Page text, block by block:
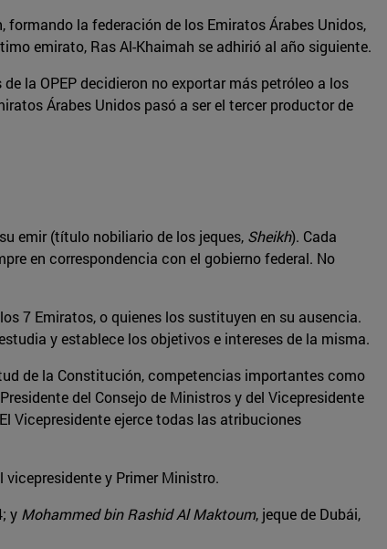
formando la federación de los Emiratos Árabes Unidos,
emirato, Ras Al-Khaimah se adhirió al año siguiente.
la OPEP decidieron no exportar más petróleo a los
Árabes Unidos pasó a ser el tercer productor de
emir (título nobiliario de los jeques, Sheikh). Cada
en correspondencia con el gobierno federal. No
7 Emiratos, o quienes los sustituyen en su ausencia.
y establece los objetivos e intereses de la misma.
de la Constitución, competencias importantes como
del Consejo de Ministros y del Vicepresidente
Vicepresidente ejerce todas las atribuciones
vicepresidente y Primer Ministro.
y Mohammed bin Rashid Al Maktoum, jeque de Dubái,